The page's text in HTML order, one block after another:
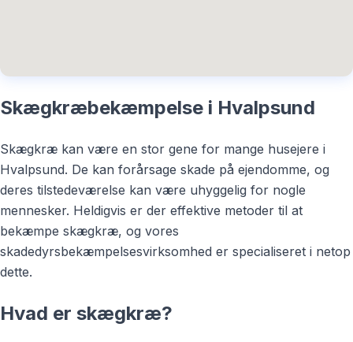
Skægkræbekæmpelse i Hvalpsund
Skægkræ kan være en stor gene for mange husejere i
Hvalpsund. De kan forårsage skade på ejendomme, og
deres tilstedeværelse kan være uhyggelig for nogle
mennesker. Heldigvis er der effektive metoder til at
bekæmpe skægkræ, og vores
skadedyrsbekæmpelsesvirksomhed er specialiseret i netop
dette.
Hvad er skægkræ?